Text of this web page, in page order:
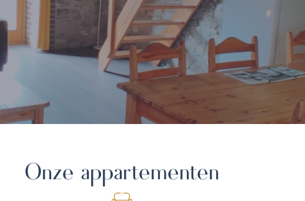
Onze appartementen